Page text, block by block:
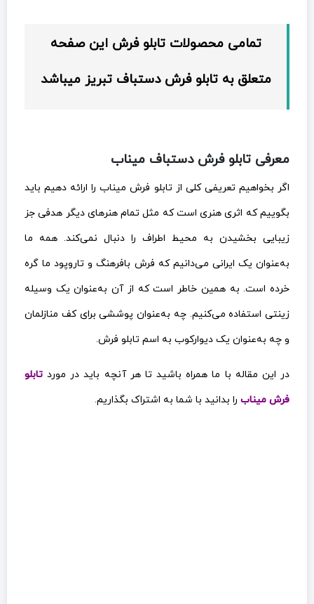
تمامی محصولات تابلو فرش این صفحه
متعلق به تابلو فرش دستباف تبریز میباشد
معرفی تابلو فرش دستباف میناب
اگر بخواهیم تعریفی کلی از تابلو فرش میناب را ارائه دهیم باید
بگوییم که اثری هنری است که مثل تمام هنرهای دیگر هدفی جز
زیبایی بخشیدن به محیط اطراف را دنبال نمی‌کند. همه ما
به‌عنوان یک ایرانی می‌دانیم که فرش بافرهنگ و تاروپود ما گره
خرده است. به همین خاطر است که از آن به‌عنوان یک وسیله
زینتی استفاده می‌کنیم. چه به‌عنوان پوششی برای کف منازلمان
و چه به‌عنوان یک دیوارکوب به اسم تابلو فرش.
در این مقاله با ما همراه باشید تا هر آنچه باید در مورد تابلو
فرش میناب را بدانید با شما به اشتراک بگذاریم.